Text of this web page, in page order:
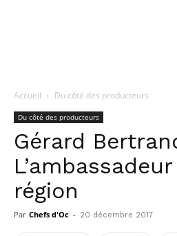
Accueil Du côté des producteurs
Du côté des producteurs
Gérard
région
Par Chefs d'Oc - 20 décembre 2017